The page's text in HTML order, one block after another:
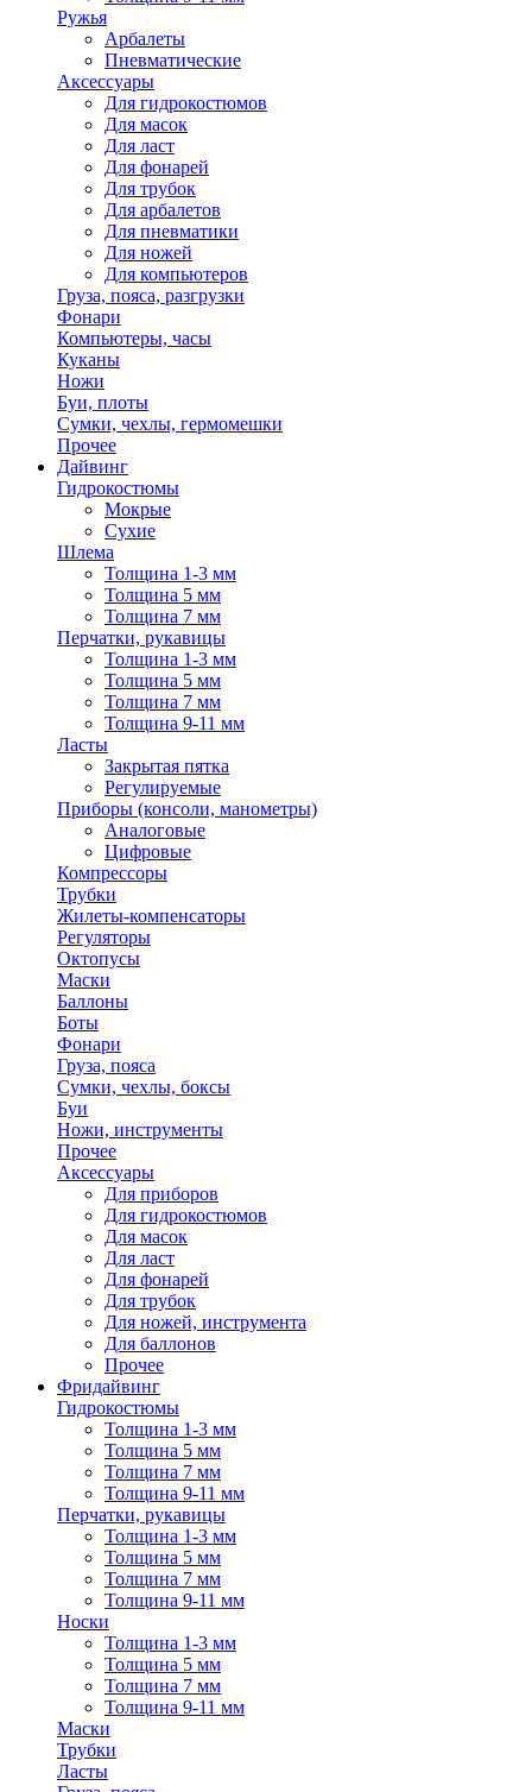
Ружья
Арбалеты
Пневматические
Аксессуары
Для гидрокостюмов
Для масок
Для ласт
Для фонарей
Для трубок
Для арбалетов
Для пневматики
Для ножей
Для компьютеров
Груза, пояса, разгрузки
Фонари
Компьютеры, часы
Куканы
Ножи
Буи, плоты
Сумки, чехлы, гермомешки
Прочее
Дайвинг
Гидрокостюмы
Мокрые
Сухие
Шлема
Толщина 1-3 мм
Толщина 5 мм
Толщина 7 мм
Перчатки, рукавицы
Толщина 1-3 мм
Толщина 5 мм
Толщина 7 мм
Толщина 9-11 мм
Ласты
Закрытая пятка
Регулируемые
Приборы (консоли, манометры)
Аналоговые
Цифровые
Компрессоры
Трубки
Жилеты-компенсаторы
Регуляторы
Октопусы
Маски
Баллоны
Боты
Фонари
Груза, пояса
Сумки, чехлы, боксы
Буи
Ножи, инструменты
Прочее
Аксессуары
Для приборов
Для гидрокостюмов
Для масок
Для ласт
Для фонарей
Для трубок
Для ножей, инструмента
Для баллонов
Прочее
Фридайвинг
Гидрокостюмы
Толщина 1-3 мм
Толщина 5 мм
Толщина 7 мм
Толщина 9-11 мм
Перчатки, рукавицы
Толщина 1-3 мм
Толщина 5 мм
Толщина 7 мм
Толщина 9-11 мм
Носки
Толщина 1-3 мм
Толщина 5 мм
Толщина 7 мм
Толщина 9-11 мм
Маски
Трубки
Ласты